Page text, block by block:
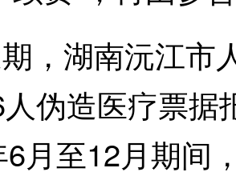
湖南沅江市
伪造医疗票据
月至12月期间